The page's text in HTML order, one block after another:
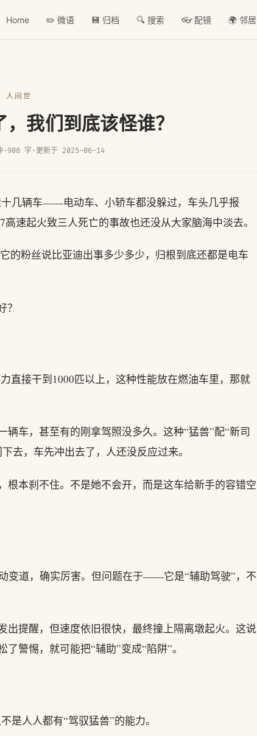
Home ✏️ 微语 💾 归档 🔍 搜索 👓 配镜 🌍 邻居
人间世
我们到底该怪谁？
· 908 字 · 更新于 2025-06-14
几辆车——电动车、小轿车都没躲过，车头几乎报
速起火致三人死亡的事故也还没从大家脑海中淡去。
的粉丝说比亚迪出事多少多少，归根到底还都是电车
直接干到1000匹以上，这种性能放在燃油车里，那就
车，甚至有的刚拿驾照没多久。这种“猛兽”配“新司
去，车先冲出去了，人还没反应过来。
本刹不住。不是她不会开，而是这车给新手的容错空
变道，确实厉害。但问题在于——它是“辅助驾驶”，不
出提醒，但速度依旧很快，最终撞上隔离墩起火。这说
警惕，就可能把“辅助”变成“陷阱”。
是人人都有“驾驭猛兽”的能力。